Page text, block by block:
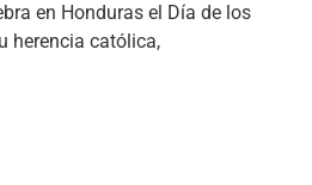
en Honduras el Día de los
herencia católica,